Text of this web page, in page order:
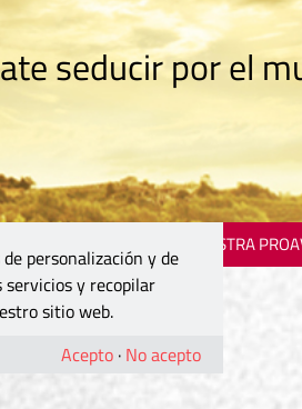
seducir por el
MOSTRA
personalización y de
y recopilar
sitio web.
Acepto · No acepto